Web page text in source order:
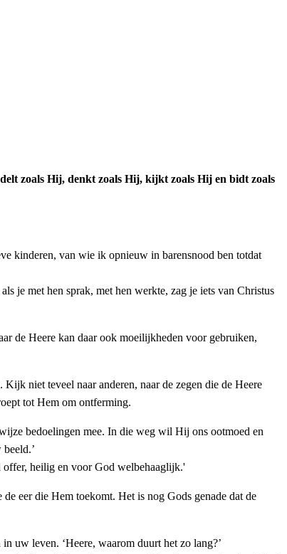
zoals Hij, denkt zoals Hij, kijkt zoals Hij en bidt zoals
kinderen, van wie ik opnieuw in barensnood ben totdat
je met hen sprak, met hen werkte, zag je iets van Christus
de Heere kan daar ook moeilijkheden voor gebruiken,
niet teveel naar anderen, naar de zegen die de Heere
tot Hem om ontferming.
bedoelingen mee. In die weg wil Hij ons ootmoed en
offer, heilig en voor God welbehaaglijk.'
eer die Hem toekomt. Het is nog Gods genade dat de
uw leven. ‘Heere, waarom duurt het zo lang?’